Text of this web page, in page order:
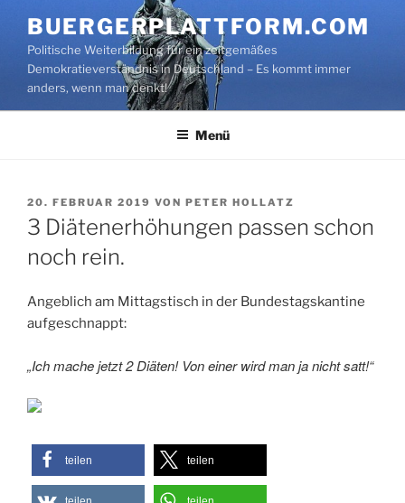
Inhalt
springen
BUERGERPLATTFORM.COM
Politische Weiterbildung für ein zeitgemäßes
Demokratieverständnis in Deutschland – Es kommt immer
anders, wenn man denkt!
Menü
VERÖFFENTLICHT
AM
20. FEBRUAR 2019 VON PETER HOLLATZ
3 Diätenerhöhungen passen schon
noch rein.
Angeblich am Mittagstisch in der Bundestagskantine
aufgeschnappt:
„Ich mache jetzt 2 Diäten! Von einer wird man ja nicht satt!“
teilen teilen